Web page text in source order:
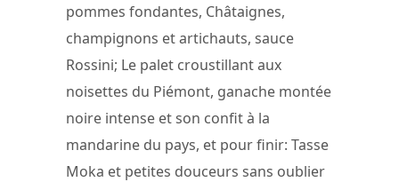
pommes fondantes, Châtaignes,
champignons et artichauts, sauce
Rossini; Le palet croustillant aux
noisettes du Piémont, ganache montée
noire intense et son confit à la
mandarine du pays, et pour finir: Tasse
Moka et petites douceurs sans oublier